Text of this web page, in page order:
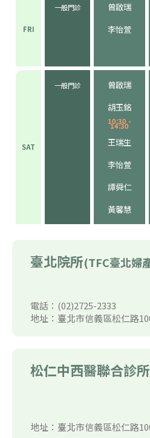
FRI
一般門診
曾啟瑞
李怡萱
SAT
一般門診
曾啟瑞
胡玉銘
10:30 -
14:30
王瑞生
李怡萱
譚舜仁
黃馨慧
臺北院所(TFC臺北婦
電話：(02)2725-2333
地址：臺北市信義區松仁路
松仁中西醫聯合診所
地址：臺北市信義區松仁路